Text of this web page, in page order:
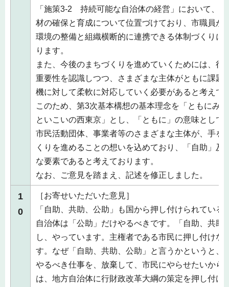
「施策3-2 持続可能な自治体の経営」において、
材の確保と育成について位置づけており、市職員が
環境の整備と組織横断的に連携できる体制づくりに
ります。
また、今後のまちづくりを進めていくためには、行
重要性を認識しつつ、さまざまな主体がともに課題
機に対して柔軟に対応していく必要があると考えて
このため、第3次基本構想の基本理念を「ともにみ
といこいの西東京」とし、「ともに」の意味として
市民活動団体、事業者等のさまざまな主体が、手を
くりを進めることの想いを込めており、「自助」及
な要素であると考えております。
なお、ご意見を踏まえ、記述を修正しました。
1
0
［お寄せいただいた意見］
「自助、共助、公助」も国から押し付けられている
自治体は「公助」だけやるべきです。「自助、共助
し、やっています。主権者である市民に押し付けな
す。なぜ「自助、共助、公助」と言うかというと、
やるべき仕事を、放棄して、市民にやらせたいから
は、地方自治体に行財政改革大綱の策定を押し付け